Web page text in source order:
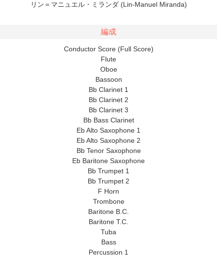
リン＝マニュエル・ミランダ (Lin-Manuel Miranda)
編成
Conductor Score (Full Score)
Flute
Oboe
Bassoon
Bb Clarinet 1
Bb Clarinet 2
Bb Clarinet 3
Bb Bass Clarinet
Eb Alto Saxophone 1
Eb Alto Saxophone 2
Bb Tenor Saxophone
Eb Baritone Saxophone
Bb Trumpet 1
Bb Trumpet 2
F Horn
Trombone
Baritone B.C.
Baritone T.C.
Tuba
Bass
Percussion 1